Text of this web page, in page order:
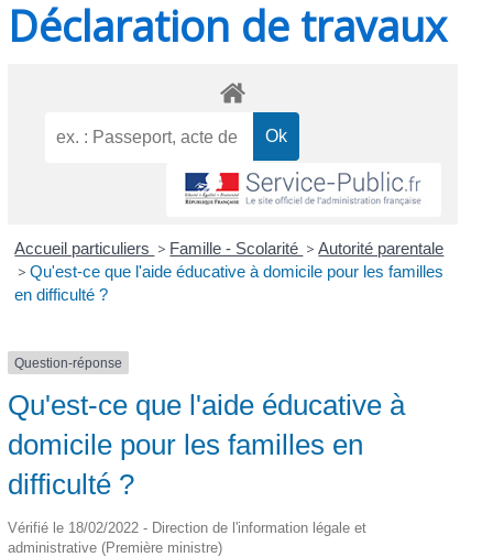
Déclaration de travaux
Accueil particuliers > Famille - Scolarité > Autorité parentale
> Qu'est-ce que l'aide éducative à domicile pour les familles
en difficulté ?
Question-réponse
Qu'est-ce que l'aide éducative à
domicile pour les familles en
difficulté ?
Vérifié le 18/02/2022 - Direction de l'information légale et
administrative (Première ministre)